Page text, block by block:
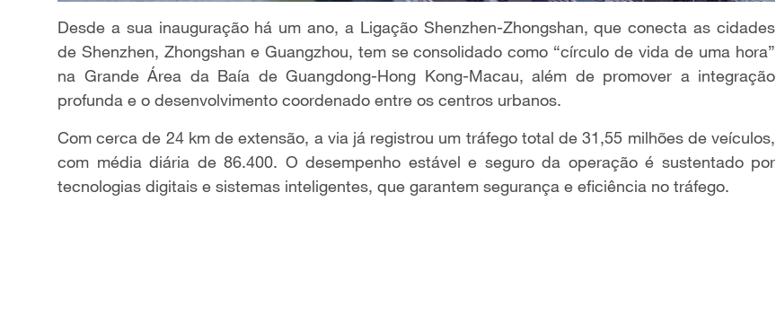
l
a
y
V
i
Desde a sua inauguração há um ano, a Ligação Shenzhen-Zhongshan, que conecta as cidades
de Shenzhen, Zhongshan e Guangzhou, tem se consolidado como “círculo de vida de uma hora”
na Grande Área da Baía de Guangdong-Hong Kong-Macau, além de promover a integração
profunda e o desenvolvimento coordenado entre os centros urbanos.
Com cerca de 24 km de extensão, a via já registrou um tráfego total de 31,55 milhões de veículos,
com média diária de 86.400. O desempenho estável e seguro da operação é sustentado por
tecnologias digitais e sistemas inteligentes, que garantem segurança e eficiência no tráfego.